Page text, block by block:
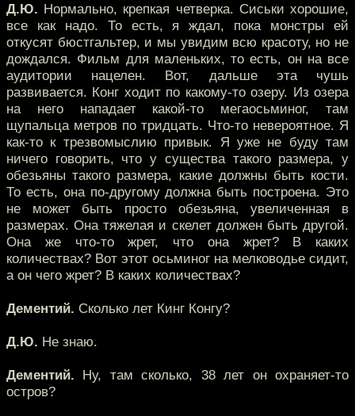
Д.Ю. Нормально, крепкая четверка. Сиськи хорошие,
все как надо. То есть, я ждал, пока монстры ей
откусят бюстгальтер, и мы увидим всю красоту, но не
дождался. Фильм для маленьких, то есть, он на все
аудитории нацелен. Вот, дальше эта чушь
развивается. Конг ходит по какому-то озеру. Из озера
на него нападает какой-то мегаосьминог, там
щупальца метров по тридцать. Что-то невероятное. Я
как-то к трезвомыслию привык. Я уже не буду там
ничего говорить, что у существа такого размера, у
обезьяны такого размера, какие должны быть кости.
То есть, она по-другому должна быть построена. Это
не может быть просто обезьяна, увеличенная в
размерах. Она тяжелая и скелет должен быть другой.
Она же что-то жрет, что она жрет? В каких
количествах? Вот этот осьминог на мелководье сидит,
а он чего жрет? В каких количествах?
Дементий. Сколько лет Кинг Конгу?
Д.Ю. Не знаю.
Дементий. Ну, там сколько, 38 лет он охраняет-то
остров?